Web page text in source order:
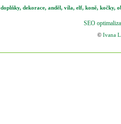
doplňky, dekorace, anděl, víla, elf, koně, kočky,
SEO
© Ivana